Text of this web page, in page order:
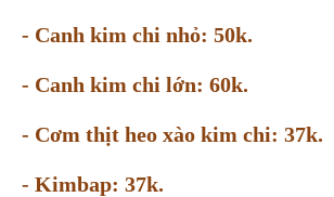
- Canh kim chi nhỏ: 50k.
- Canh kim chi lớn: 60k.
- Cơm thịt heo xào kim chi: 37k.
- Kimbap: 37k.